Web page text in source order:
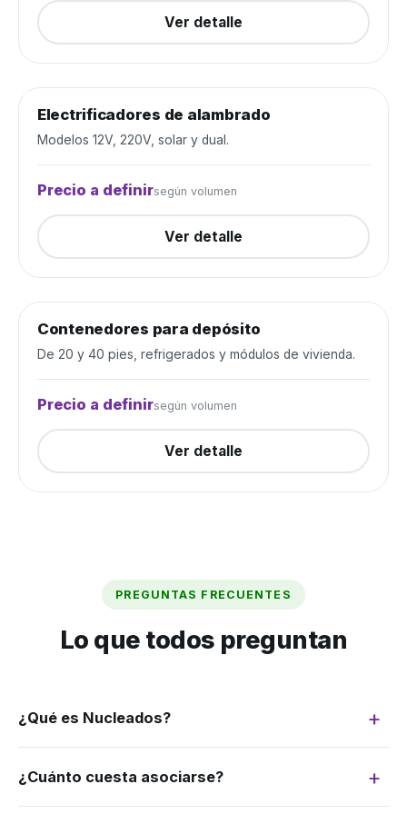
Ver detalle
Alambrados y cercos
Electrificadores de alambrado
Modelos 12V, 220V, solar y dual.
Precio a definirsegún volumen
Ver detalle
Depósito y construcción
Contenedores para depósito
De 20 y 40 pies, refrigerados y módulos de vivienda.
Precio a definirsegún volumen
Ver detalle
PREGUNTAS FRECUENTES
Lo que todos preguntan
¿Qué es Nucleados?
demanda de muchos productores para
negociar como si fuéramos uno solo. Más
¿Cuánto cuesta asociarse?